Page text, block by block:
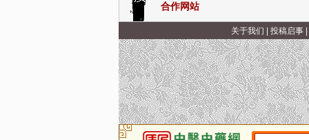
合作网站
关于我们 投稿启事|